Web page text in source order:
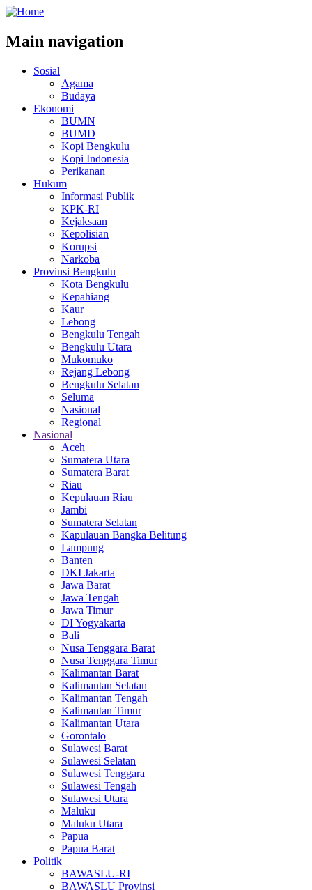
Main navigation
Sosial
Agama
Budaya
Ekonomi
BUMN
BUMD
Kopi Bengkulu
Kopi Indonesia
Perikanan
Hukum
Informasi Publik
KPK-RI
Kejaksaan
Kepolisian
Korupsi
Narkoba
Provinsi Bengkulu
Kota Bengkulu
Kepahiang
Kaur
Lebong
Bengkulu Tengah
Bengkulu Utara
Mukomuko
Rejang Lebong
Bengkulu Selatan
Seluma
Nasional
Regional
Nasional
Aceh
Sumatera Utara
Sumatera Barat
Riau
Kepulauan Riau
Jambi
Sumatera Selatan
Kapulauan Bangka Belitung
Lampung
Banten
DKI Jakarta
Jawa Barat
Jawa Tengah
Jawa Timur
DI Yogyakarta
Bali
Nusa Tenggara Barat
Nusa Tenggara Timur
Kalimantan Barat
Kalimantan Selatan
Kalimantan Tengah
Kalimantan Timur
Kalimantan Utara
Gorontalo
Sulawesi Barat
Sulawesi Selatan
Sulawesi Tenggara
Sulawesi Tengah
Sulawesi Utara
Maluku
Maluku Utara
Papua
Papua Barat
Politik
BAWASLU-RI
BAWASLU Provinsi